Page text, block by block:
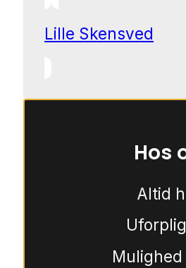
Lille Skensved
Hos
Altid